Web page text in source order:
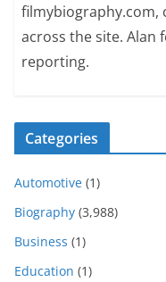
filmybiography.com,
across the site. Alan
reporting.
Categories
Automotive (1)
Biography (3,988)
Business (1)
Education (1)